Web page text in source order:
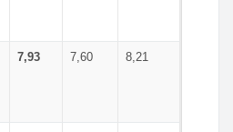
7,93 7,60 8,21